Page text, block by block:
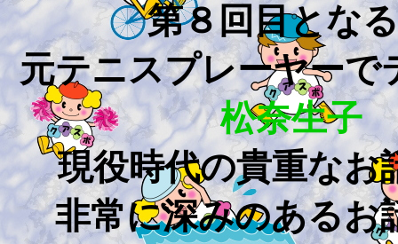
第８回目とな
元テニスプレーヤー
松奈生子
現役時代の貴重なお
非常に深みのあるお